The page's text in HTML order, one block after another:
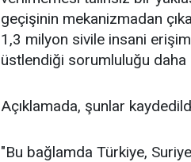
geçişinin mekanizmadan
1,3 milyon sivile insani
üstlendiği sorumluluğu daha
Açıklamada, şunlar
"Bu bağlamda Türkiye,